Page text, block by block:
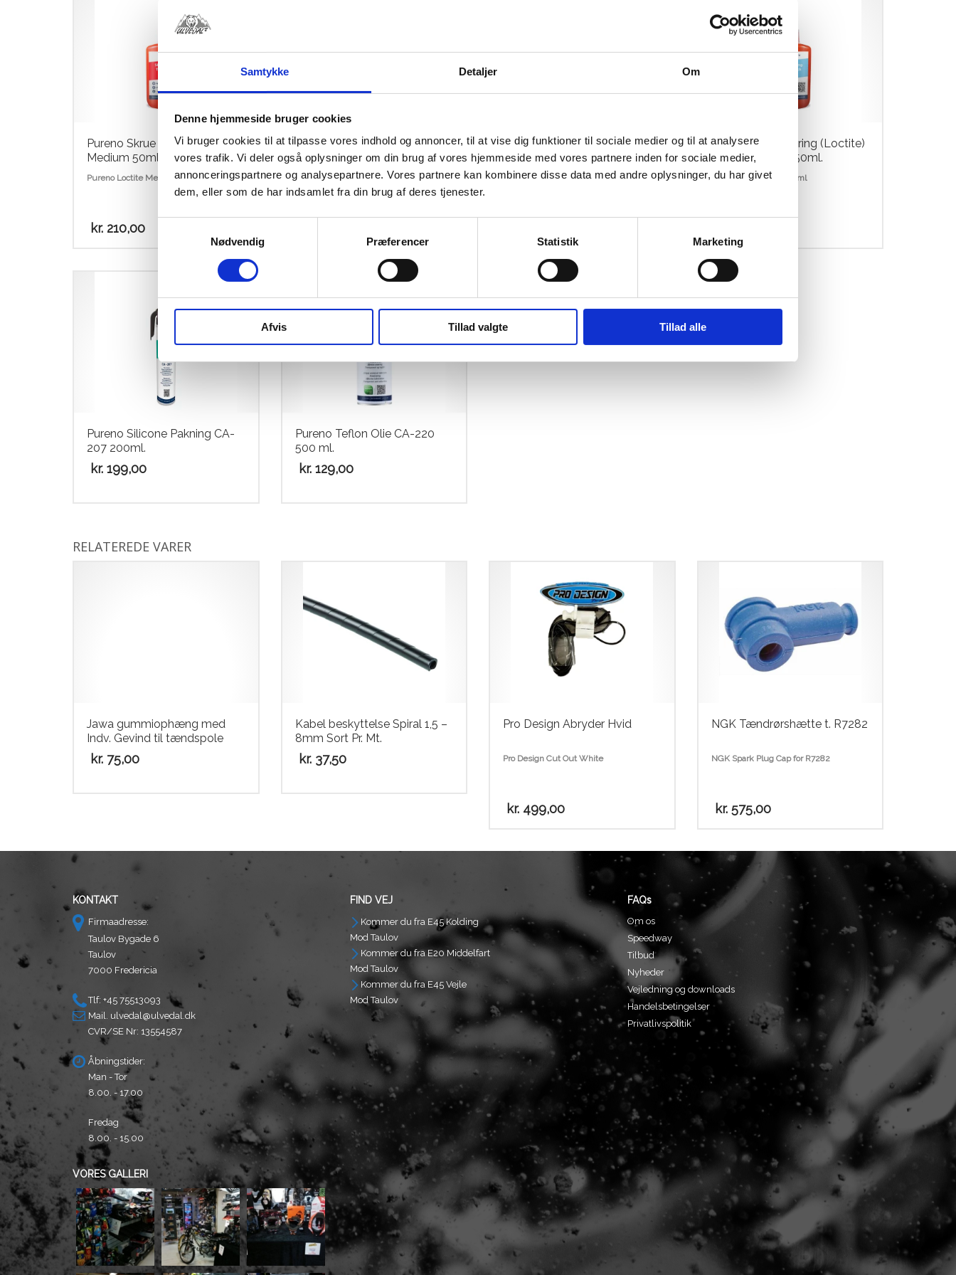
Samtykke Detaljer Om
Denne hjemmeside bruger cookies
Vi bruger cookies til at tilpasse vores indhold og annoncer, til at vise dig funktioner til sociale medier og til at analysere
vores trafik. Vi deler også oplysninger om din brug af vores hjemmeside med vores partnere inden for sociale medier,
annonceringspartnere og analysepartnere. Vores partnere kan kombinere disse data med andre oplysninger, du har givet
dem, eller som de har indsamlet fra din brug af deres tjenester.
Nødvendig
Præferencer Statistik Marketing
Afvis Tillad valgte Tillad alle
Pureno Skrue Sikring (Loctite)
Medium 50ml.
Pureno Loctite Medium 50ml
kr. 210,00
SPL100 Multi Olie Spray 400
ML
kr.199,00
Pureno Multi Olie CA-40 500
ml.
kr.89,00
Pureno Skrue Sikring (Loctite)
Svag 10-21Nm. 50ml.
Pureno Loctite Soft 50ml
Pureno Silicone Pakning CA-
207 200ml.
kr. 199,00
Pureno Teflon Olie CA-220
500 ml.
kr.129,00
RELATEREDE VARER
Jawa gummiophæng med
Indv. Gevind til tændspole
kr. 75,00
Kabel beskyttelse Spiral 1,5 –
8mm Sort Pr. Mt.
kr.37,50
Pro Design Abryder Hvid
Pro Design Cut Out White
kr. 499,00
NGK Tændrørshætte t. R7282
NGK Spark Plug Cap for R7282
kr.575,00
KONTAKT
Firmaadresse:
Taulov Bygade 6
Taulov
7000 Fredericia
Tlf: +45 75513093
Mail. ulvedal@ulvedal.dk
CVR/SE Nr: 13554587
Åbningstider:
Man - Tor
8.00. - 17.00
Fredag
8.00. - 15.00
FIND VEJ
Kommer du fra E45 Kolding
Mod Taulov
Kommer du fra E20 Middelfart
Mod Taulov
Kommer du fra E45 Vejle
Mod Taulov
FAQs
Om os
Speedway
Tilbud
Nyheder
Vejledning og downloads
Handelsbetingelser
Privatlivspolitik
VORES GALLERI